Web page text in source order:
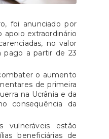
foi anunciado por
extraordinário
no valor
pago a partir de 23
o aumento
de primeira
na Ucrânia e da
consequência da
vulneráveis estão
beneficiárias de